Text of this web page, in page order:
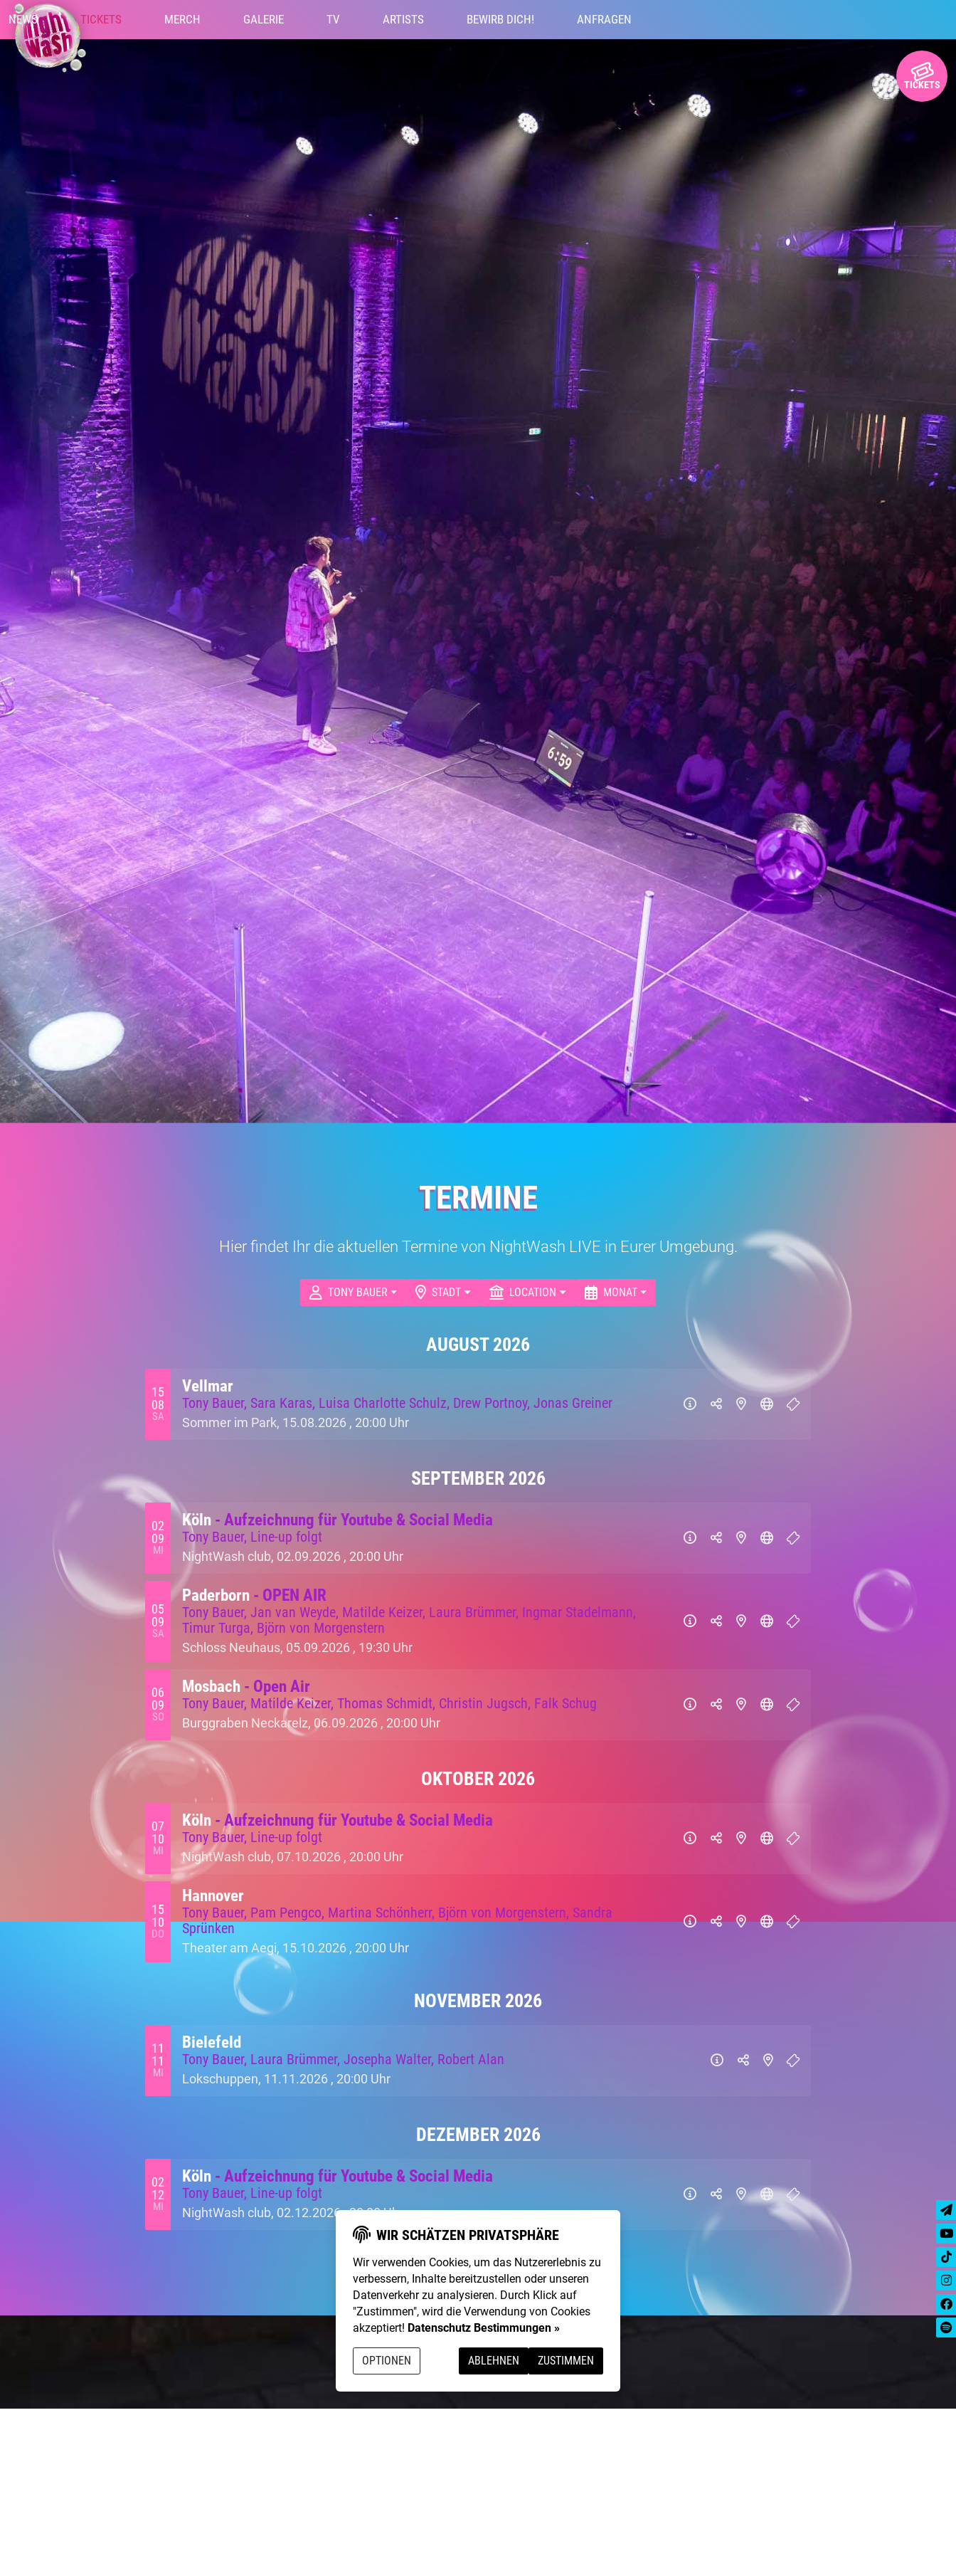
NEWS TICKETS MERCH GALERIE TV ARTISTS BEWIRB DICH! ANFRAGEN
TICKETS
TERMINE
Hier findet Ihr die aktuellen Termine von NightWash LIVE in Eurer Umgebung.
TONY BAUER STADT LOCATION MONAT
AUGUST 2026
15
08
SA
Vellmar
Tony Bauer, Sara Karas, Luisa Charlotte Schulz, Drew Portnoy, Jonas Greiner
Sommer im Park, 15.08.2026 , 20:00 Uhr
SEPTEMBER 2026
02
09
MI
Köln - Aufzeichnung für Youtube & Social Media
Tony Bauer, Line-up folgt
NightWash club, 02.09.2026 , 20:00 Uhr
05
09
SA
Paderborn - OPEN AIR
Tony Bauer, Jan van Weyde, Matilde Keizer, Laura Brümmer, Ingmar Stadelmann,
Timur Turga, Björn von Morgenstern
Schloss Neuhaus, 05.09.2026 , 19:30 Uhr
06
09
SO
Mosbach - Open Air
Tony Bauer, Matilde Keizer, Thomas Schmidt, Christin Jugsch, Falk Schug
Burggraben Neckarelz, 06.09.2026 , 20:00 Uhr
OKTOBER 2026
07
10
MI
Köln - Aufzeichnung für Youtube & Social Media
Tony Bauer, Line-up folgt
NightWash club, 07.10.2026 , 20:00 Uhr
15
10
DO
Hannover
Tony Bauer, Pam Pengco, Martina Schönherr, Björn von Morgenstern, Sandra
Sprünken
Theater am Aegi, 15.10.2026 , 20:00 Uhr
NOVEMBER 2026
11
11
MI
Bielefeld
Tony Bauer, Laura Brümmer, Josepha Walter, Robert Alan
Lokschuppen, 11.11.2026 , 20:00 Uhr
DEZEMBER 2026
02
12
MI
Köln - Aufzeichnung für Youtube & Social Media
Tony Bauer, Line-up folgt
NightWash club, 02.12.2026 ,20:00 Uhr
WIR SCHÄTZEN PRIVATSPHÄRE
Wir verwenden Cookies, um das Nutzererlebnis zu
verbessern, Inhalte bereitzustellen oder unseren
Datenverkehr zu analysieren. Durch Klick auf
"Zustimmen", wird die Verwendung von Cookies
akzeptiert! Datenschutz Bestimmungen »
OPTIONEN ABLEHNEN ZUSTIMMEN